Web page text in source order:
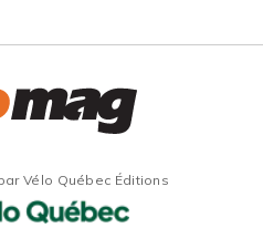
Vélo Québec Éditions